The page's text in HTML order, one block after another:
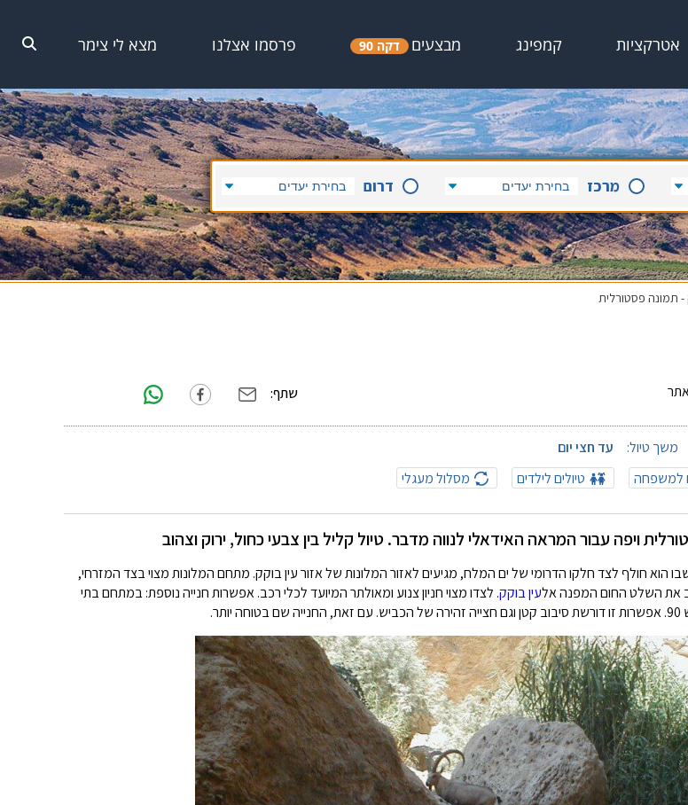
אטרקציות קמפינג מבצעים דקה 90 פרסמו אצלנו מצא לי צימר
- תמונה פסטורלית
מרכז דרום
שתף:
ויפה עבור המראה האידאלי לנווה מדבר. טיול קליל בין צבעי כחול, ירוק וצהוב
משך טיול:
עד חצי יום
למשפחה טיולים לילדים מסלול מעגלי
מס'' 90, בחלק שבו הוא חולף לצד חלקו הדרומי של ים המלח, מגיעים לאזור המלונות של אזור עין בוקק. מתחם המלונות מצוי בצד המזרחי,
את השלט החום המפנה אלעין בוקק. לצדו מצוי חניון צנוע ומאולתר המיועד לכלי רכב. אפשרות חנייה נוספת: במתחם בתי